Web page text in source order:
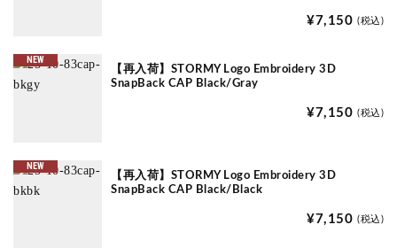
¥7,150 (税込)
NEW
【再入荷】STORMY Logo Embroidery 3D
SnapBack CAP Black/Gray
¥7,150 (税込)
NEW
【再入荷】STORMY Logo Embroidery 3D
SnapBack CAP Black/Black
¥7,150 (税込)